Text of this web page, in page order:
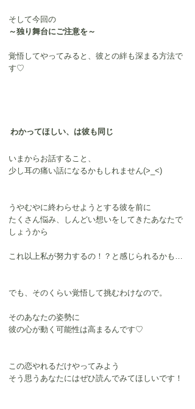
そして今回の
～独り舞台にご注意を～
覚悟してやってみると、彼との絆も深まる方法で
す♡
わかってほしい、は彼も同じ
いまからお話すること、
少し耳の痛い話になるかもしれません(>_<)
うやむやに終わらせようとする彼を前に
たくさん悩み、しんどい想いをしてきたあなたで
しょうから
これ以上私が努力するの！？と感じられるかも…
でも、そのくらい覚悟して挑むわけなので。
そのあなたの姿勢に
彼の心が動く可能性は高まるんです♡
この恋やれるだけやってみよう
そう思うあなたにはぜひ読んでみてほしいです！